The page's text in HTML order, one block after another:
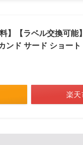
】【ラベル交換可
ンド サード ショー
楽天